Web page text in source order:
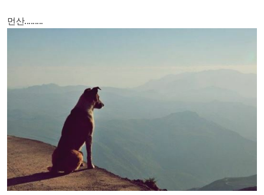
먼산.........